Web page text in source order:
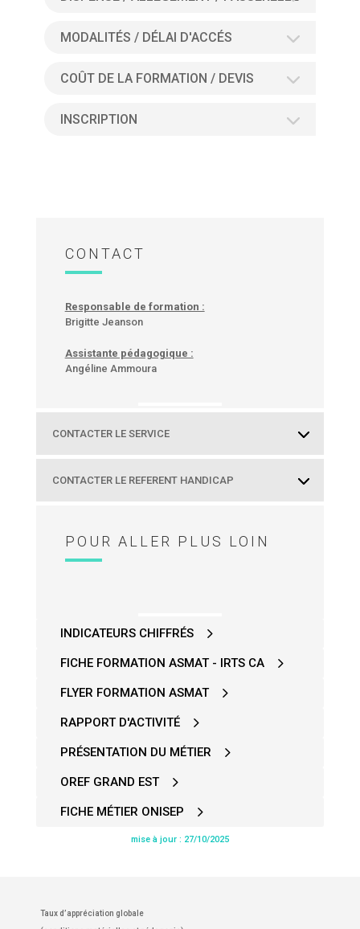
MODALITÉS / DÉLAI D'ACCÉS
COÛT DE LA FORMATION / DEVIS
INSCRIPTION
CONTACT
Responsable de formation :
Brigitte Jeanson
Assistante pédagogique :
Angéline Ammoura
CONTACTER LE SERVICE
CONTACTER LE REFERENT HANDICAP
POUR ALLER PLUS LOIN
INDICATEURS CHIFFRÉS
FICHE FORMATION ASMAT - IRTS CA
FLYER FORMATION ASMAT
RAPPORT D'ACTIVITÉ
PRÉSENTATION DU MÉTIER
OREF GRAND EST
FICHE MÉTIER ONISEP
mise à jour : 27/10/2025
Taux d’appréciation globale